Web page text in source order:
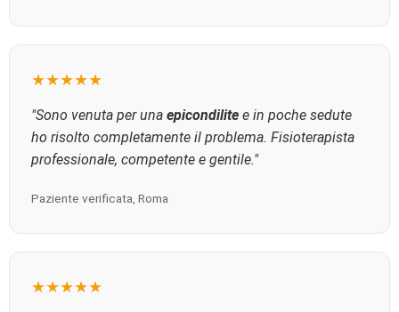
★★★★★
"Sono venuta per una epicondilite e in poche sedute
ho risolto completamente il problema. Fisioterapista
professionale, competente e gentile."
Paziente verificata, Roma
★★★★★